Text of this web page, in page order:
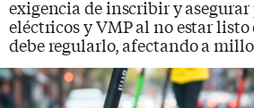
exigencia de inscribir y
eléctricos y VMP al no estar listo
debe regularlo, afectando a